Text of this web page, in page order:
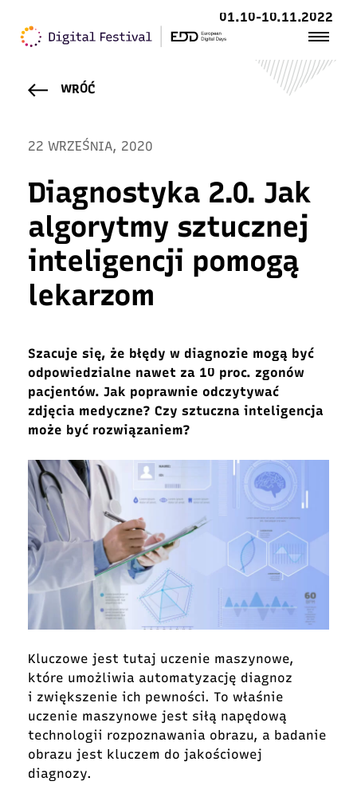
01.10-10.11.2022
WRÓĆ
22 WRZEŚNIA, 2020
Diagnostyka 2.0. Jak
algorytmy sztucznej
inteligencji pomogą
lekarzom
Szacuje się, że błędy w diagnozie mogą być
odpowiedzialne nawet za 10 proc. zgonów
pacjentów. Jak poprawnie odczytywać
zdjęcia medyczne? Czy sztuczna inteligencja
może być rozwiązaniem?
Kluczowe jest tutaj uczenie maszynowe,
które umożliwia automatyzację diagnoz
i zwiększenie ich pewności. To właśnie
uczenie maszynowe jest siłą napędową
technologii rozpoznawania obrazu, a badanie
obrazu jest kluczem do jakościowej
diagnozy.